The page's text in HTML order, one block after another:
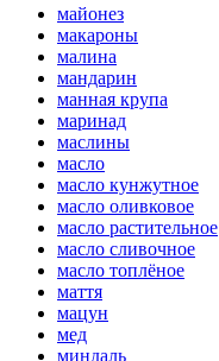
майонез
макароны
малина
мандарин
манная крупа
маринад
маслины
масло
масло кунжутное
масло оливковое
масло растительное
масло сливочное
масло топлёное
маття
мацун
мед
миндаль